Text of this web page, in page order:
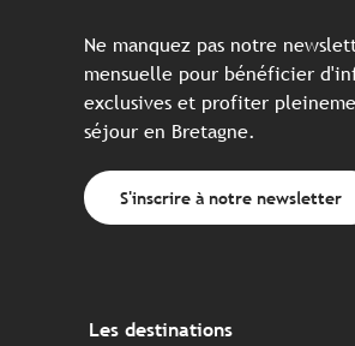
Ne manquez pas notre
mensuelle pour bénéficier
exclusives et profiter
séjour en Bretagne.
S'inscrire à notre newsletter
Les destinations